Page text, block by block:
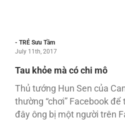
- TRẺ Sưu Tầm
July 11th, 2017
Tau khỏe mà có chi mô
Thủ tướng Hun Sen của
thường “chơi” Facebook
đây ông bị một người trên